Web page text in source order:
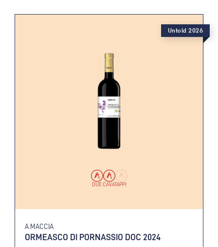
DUE CAVATAPPI
A MACCIA
ORMEASCO DI PORNASSIO DOC 2024
Untold 2026